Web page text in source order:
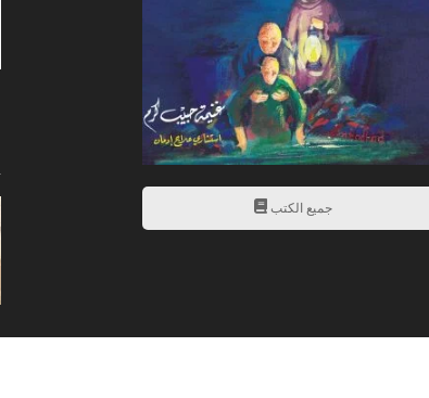
جميع الكتب